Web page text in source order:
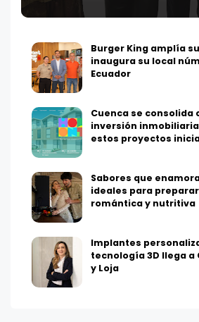
Burger King amplía
inaugura su local
Ecuador
Cuenca se consolida
inversión inmobiliaria
estos proyectos
Sabores que
ideales para
romántica y nutritiva
Implantes
tecnología 3D llega a
y Loja